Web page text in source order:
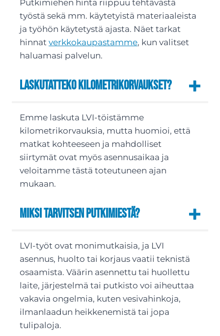
Putkimiehen hinta riippuu tehtävästä
työstä sekä mm. käytetyistä materiaaleista
ja työhön käytetystä ajasta. Näet tarkat
hinnat verkkokaupastamme, kun valitset
haluamasi palvelun.
Laskutatteko kilometrikorvaukset?
Emme laskuta LVI-töistämme
kilometrikorvauksia, mutta huomioi, että
matkat kohteeseen ja mahdolliset
siirtymät ovat myös asennusaikaa ja
veloitamme tästä toteutuneen ajan
mukaan.
Miksi tarvitsen putkimiestä?
LVI-työt ovat monimutkaisia, ja LVI
asennus, huolto tai korjaus vaatii teknistä
osaamista. Väärin asennettu tai huollettu
laite, järjestelmä tai putkisto voi aiheuttaa
vakavia ongelmia, kuten vesivahinkoja,
ilmanlaadun heikkenemistä tai jopa
tulipaloja.